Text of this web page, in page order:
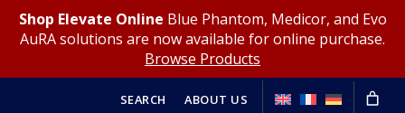
Shop Elevate Online Blue Phantom, Medicor, and Evo
AuRA solutions are now available for online purchase.
Browse Products
SEARCH ABOUT US